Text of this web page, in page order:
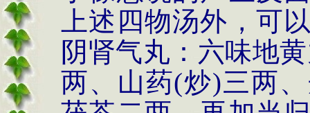
上述四物汤外，可
阴肾气丸：六味地
两、山药(炒)三两